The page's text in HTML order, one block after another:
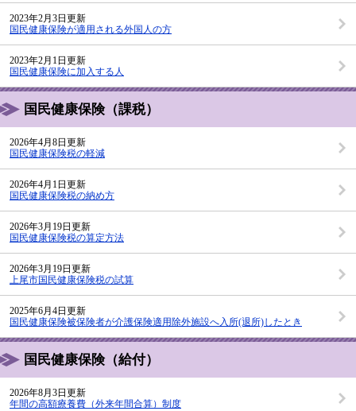
2023年2月3日更新
国民健康保険が適用される外国人の方
2023年2月1日更新
国民健康保険に加入する人
国民健康保険（課税）
2026年4月8日更新
国民健康保険税の軽減
2026年4月1日更新
国民健康保険税の納め方
2026年3月19日更新
国民健康保険税の算定方法
2026年3月19日更新
上尾市国民健康保険税の試算
2025年6月4日更新
国民健康保険被保険者が介護保険適用除外施設へ入所(退所)したとき
国民健康保険（給付）
2026年8月3日更新
年間の高額療養費（外来年間合算）制度